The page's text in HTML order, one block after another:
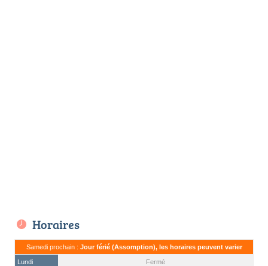
Horaires
Samedi prochain : Jour férié (Assomption), les horaires peuvent varier
Lundi
Fermé